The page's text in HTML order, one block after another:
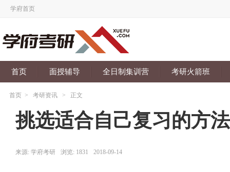
学府首页
首页 面授辅导 全日制集训营 考研火箭班
首页 > 考研资讯 > 正文
挑选适合自己复习的方
来源: 学府考研 浏览: 1831 2018-09-14